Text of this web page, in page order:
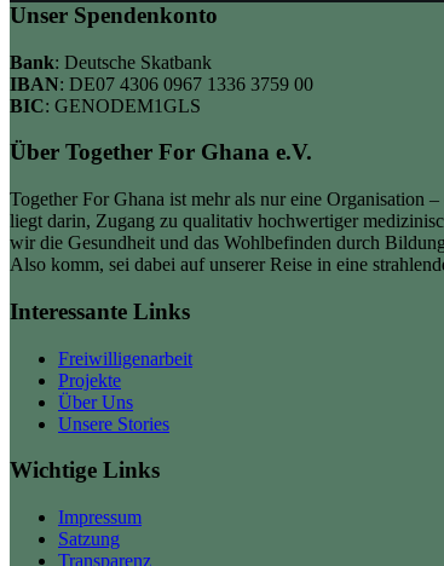
Unser Spendenkonto
Bank: Deutsche Skatbank
IBAN: DE07 4306 0967 1336 3759 00
BIC: GENODEM1GLS
Über Together For Ghana e.V.
Together For Ghana ist mehr als nur eine Organisation
liegt darin, Zugang zu qualitativ hochwertiger
wir die Gesundheit und das Wohlbefinden durch
Also komm, sei dabei auf unserer Reise in eine
Interessante Links
Freiwilligenarbeit
Projekte
Über Uns
Unsere Stories
Wichtige Links
Impressum
Satzung
Transparenz